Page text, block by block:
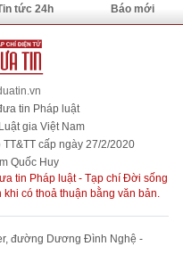
tức 24h Báo mới
tin Pháp luật
gia Việt Nam
cấp ngày 27/2/2020
Quốc Huy
tin Pháp luật - Tạp chí Đời sống
có thoả thuận bằng văn bản.
đường Dương Đình Nghệ -